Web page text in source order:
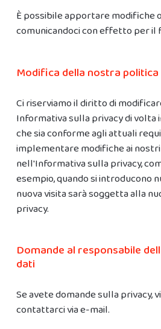
È possibile apportare modifiche
comunicandoci con effetto per il
Modifica della nostra
Ci riserviamo il diritto di
Informativa sulla privacy di
che sia conforme agli attuali
implementare modifiche ai
nell'Informativa sulla privacy,
esempio, quando si introducono
nuova visita sarà soggetta alla
privacy.
Domande al responsabile
dati
Se avete domande sulla privacy,
contattarci via e-mail.